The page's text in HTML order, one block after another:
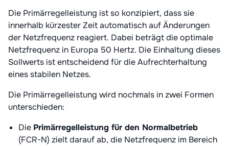
Die Primärregelleistung ist so konzipiert, dass sie
innerhalb kürzester Zeit automatisch auf Änderungen
der Netzfrequenz reagiert. Dabei beträgt die optimale
Netzfrequenz in Europa 50 Hertz. Die Einhaltung dieses
Sollwerts ist entscheidend für die Aufrechterhaltung
eines stabilen Netzes.
Die Primärregelleistung wird nochmals in zwei Formen
unterschieden:
Die Primärregelleistung für den Normalbetrieb
(FCR-N) zielt darauf ab, die Netzfrequenz im Bereich